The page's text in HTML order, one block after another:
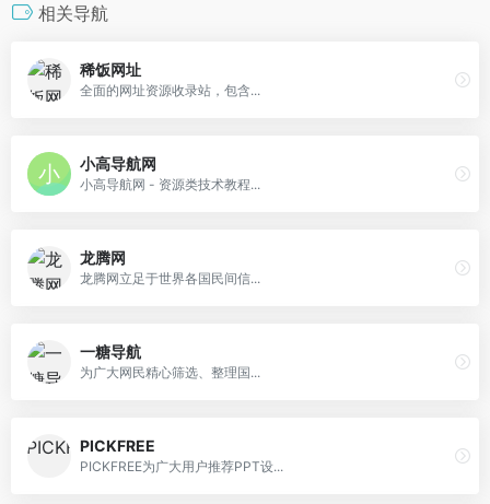
相关导航
稀饭网址
全面的网址资源收录站，包含...
小高导航网
小高导航网 - 资源类技术教程...
龙腾网
龙腾网立足于世界各国民间信...
一糖导航
为广大网民精心筛选、整理国...
PICKFREE
PICKFREE为广大用户推荐PPT设...